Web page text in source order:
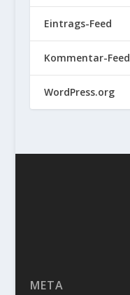
Eintrags-Feed
Kommentar-Feed
WordPress.org
META